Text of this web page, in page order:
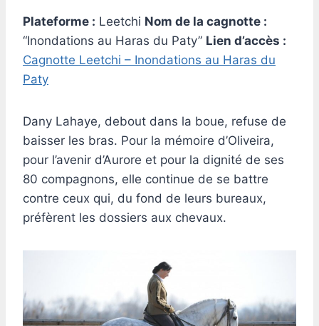
Plateforme : Leetchi Nom de la cagnotte :
“Inondations au Haras du Paty” Lien d’accès :
Cagnotte Leetchi – Inondations au Haras du
Paty
Dany Lahaye, debout dans la boue, refuse de
baisser les bras. Pour la mémoire d’Oliveira,
pour l’avenir d’Aurore et pour la dignité de ses
80 compagnons, elle continue de se battre
contre ceux qui, du fond de leurs bureaux,
préfèrent les dossiers aux chevaux.